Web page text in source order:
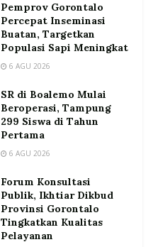
Pemprov Gorontalo
Percepat Inseminasi
Buatan, Targetkan
Populasi Sapi Meningkat
6 AGU 2026
SR di Boalemo Mulai
Beroperasi, Tampung
299 Siswa di Tahun
Pertama
6 AGU 2026
Forum Konsultasi
Publik, Ikhtiar Dikbud
Provinsi Gorontalo
Tingkatkan Kualitas
Pelayanan